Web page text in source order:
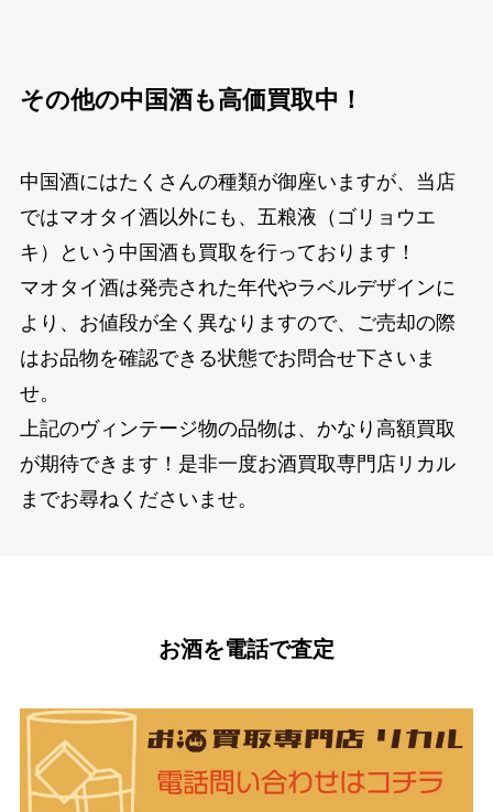
その他の中国酒も高価買取中！
中国酒にはたくさんの種類が御座いますが、当店
ではマオタイ酒以外にも、五粮液（ゴリョウエ
キ）という中国酒も買取を行っております！
マオタイ酒は発売された年代やラベルデザインに
より、お値段が全く異なりますので、ご売却の際
はお品物を確認できる状態でお問合せ下さいま
せ。
上記のヴィンテージ物の品物は、かなり高額買取
が期待できます！是非一度お酒買取専門店リカル
までお尋ねくださいませ。
お酒を電話で査定